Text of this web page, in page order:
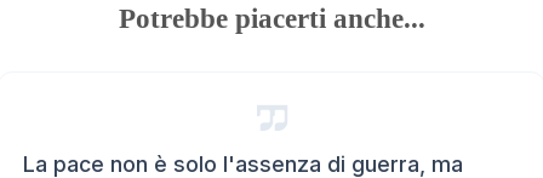
Potrebbe piacerti anche...
La pace non è solo l'assenza di guerra, ma